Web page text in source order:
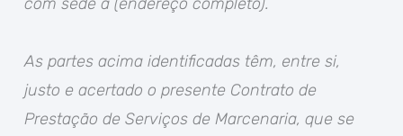
As partes acima identificadas têm, entre si,
justo e acertado o presente Contrato de
Prestação de Serviços de Marcenaria, que se